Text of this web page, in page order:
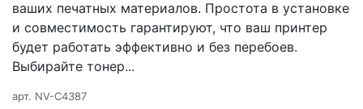
ваших печатных материалов. Простота в установке
и совместимость гарантируют, что ваш принтер
будет работать эффективно и без перебоев.
Выбирайте тонер...
арт. NV-C4387